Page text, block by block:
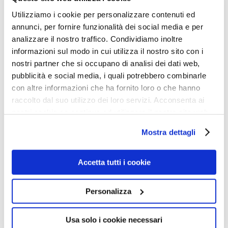
Utilizziamo i cookie per personalizzare contenuti ed
annunci, per fornire funzionalità dei social media e per
analizzare il nostro traffico. Condividiamo inoltre
informazioni sul modo in cui utilizza il nostro sito con i
nostri partner che si occupano di analisi dei dati web,
pubblicità e social media, i quali potrebbero combinarle
con altre informazioni che ha fornito loro o che hanno
raccolto dal suo utilizzo dei loro servizi. Acconsenta ai
nostri cookie se continua ad utilizzare il nostro sito web.
Mostra dettagli
Accetta tutti i cookie
Personalizza
Usa solo i cookie necessari
Ecco un diabolico capolavoro del mondialismo dei
sinistri figuri come Bill Gates, George Soros, i
Rockefeller, i Rothschild, Zuckerberg, ecc.
Il Coronavirus 19 è un virus artificiale prodotto in
Francia dall’Istituto Pasteur di Parigi, sotto la guida del
dottor Frédéric Tangy, a partire dal virus naturale
SarsCov, mediante manipolazioni multiple, e i risultati
artificiale della serie, SarsCov-1 è stato ottenuto nel
2003 all’ospedale francese di Hanoi (brevetti EP
1696829 B1, US o12 8224 A1), il secondo, SarsCov-2 è
stato ottenuto all’Istituto Pasteur nel 2011 partendo dal
precedente e brevettato US 8243718 B2. Il SarsCov-19 è